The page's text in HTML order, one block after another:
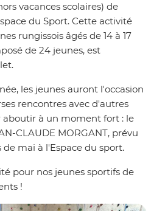
vacances scolaires) de
du Sport. Cette activité
rungissois âgés de 14 à 17
de 24 jeunes, est
les jeunes auront l'occasion
rencontres avec d'autres
aboutir à un moment fort : le
CLAUDE MORGANT, prévu
de mai à l'Espace du sport.
pour nos jeunes sportifs de
!